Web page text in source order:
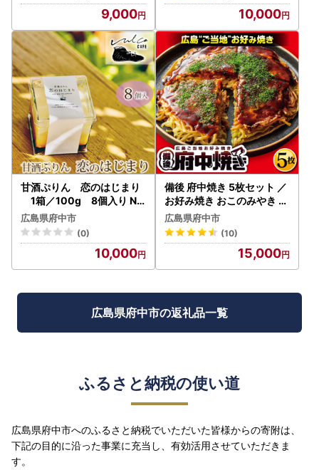
9,000 10,000
甘酒ぷりん 恋のはじまり
1箱／100g 8個入り No.
292
広島県府中市
(0)
10,000
備後 府中焼き 5枚セット ／
お好み焼き おこのみやき ミ
ンチ肉 ひき肉 挽肉 広島風
ご当地 グルメ ソウルフード
本場の味 中はフワッ 外はカ
リッ 一宮 いっきゅう こだ
わり人気 急速冷凍 お昼ごは
夜食 広島県 特産 No.141
広島県府中市
(10)
15,000
広島県府中市の返礼品一覧
ふるさと納税の使い道
広島県府中市へのふるさと納税でいただいた皆様からの寄附は、
下記の目的に沿った事業に充当し、有効活用させていただきま
す。